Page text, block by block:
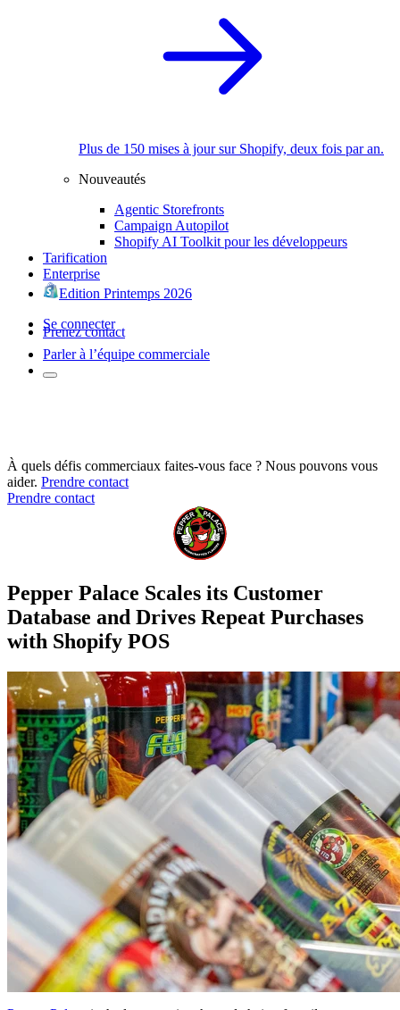
Plus de 150 mises à jour sur Shopify, deux fois par an.
Nouveautés
Agentic Storefronts
Campaign Autopilot
Shopify AI Toolkit pour les développeurs
Tarification
Enterprise
Edition Printemps 2026
Se connecter
Prenez contact
Parler à l’équipe commerciale
À quels défis commerciaux faites-vous face ? Nous pouvons vous
aider. Prendre contact
Prendre contact
Pepper Palace Scales its Customer
Database and Drives Repeat Purchases
with Shopify POS